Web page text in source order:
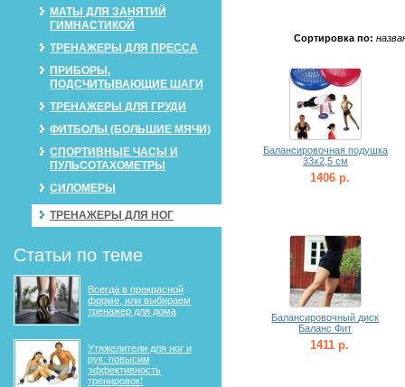
МАТЫ ДЛЯ ЗАНЯТИЙ
ГИМНАСТИКОЙ
ТРЕНАЖЕРЫ ДЛЯ ПРЕССА
ПРИБОРЫ,
ПОДСЧИТЫВАЮЩИЕ ШАГИ
ТРЕНАЖЕРЫ ДЛЯ ГРУДИ
ФИТБОЛЫ (БОЛЬШИЕ МЯЧИ)
СПОРТИВНЫЕ ЧАСЫ И
ПУЛЬСОТАХОМЕТРЫ
СИЛОМЕРЫ
ТРЕНАЖЕРЫ ДЛЯ НОГ
Статьи по теме
Всегда в прекрасной
форме, или выбираем
тренажер для дома
Утяжелители для ног и
рук: повысим
эффективность
тренировок!
Сортировка по:
Балансировочная подушка
33x2,5 см
1406 р.
Балансировочный диск
Баланс Фит
1411 р.